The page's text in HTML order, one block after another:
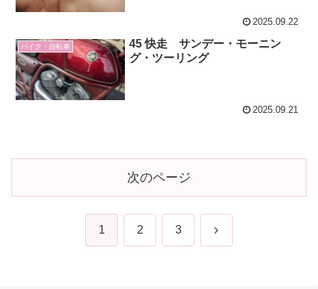
2025.09.22
バイク・自転車
45 快走 サンデー・モーニン
グ・ツーリング
2025.09.21
次のページ
1 2 3 次